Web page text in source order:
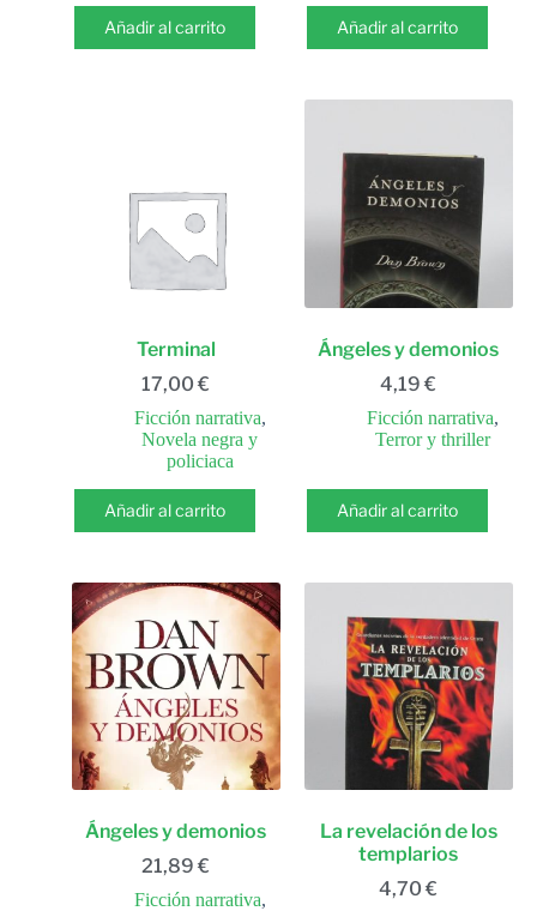
Añadir al carrito Añadir al carrito
Terminal
17,00€
Ficción narrativa,
Novela negra y
policiaca
Añadir al carrito
Ángeles y demonios
4,19€
Ficción narrativa,
Terror y thriller
Añadir al carrito
Ángeles y demonios
21,89€
Ficción narrativa,
La revelación de los
templarios
4,70€